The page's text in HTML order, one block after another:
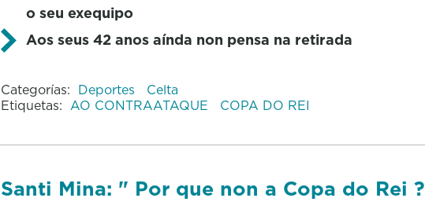
o seu exequipo
Aos seus 42 anos aínda non pensa na retirada
Categorías: Deportes
Celta
Etiquetas: AO CONTRAATAQUE COPA DO REI
Santi Mina: " Por que non a Copa do Rei ?